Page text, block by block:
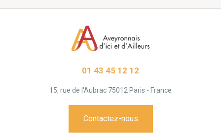
01 43 45 12 12
15, rue de l'Aubrac 75012 Paris - France
Contactez-nous